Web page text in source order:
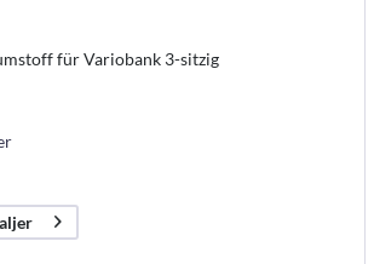
für Variobank 3-sitzig